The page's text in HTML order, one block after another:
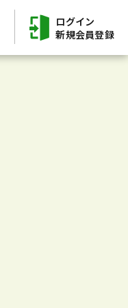
ログイン
新規会員登録